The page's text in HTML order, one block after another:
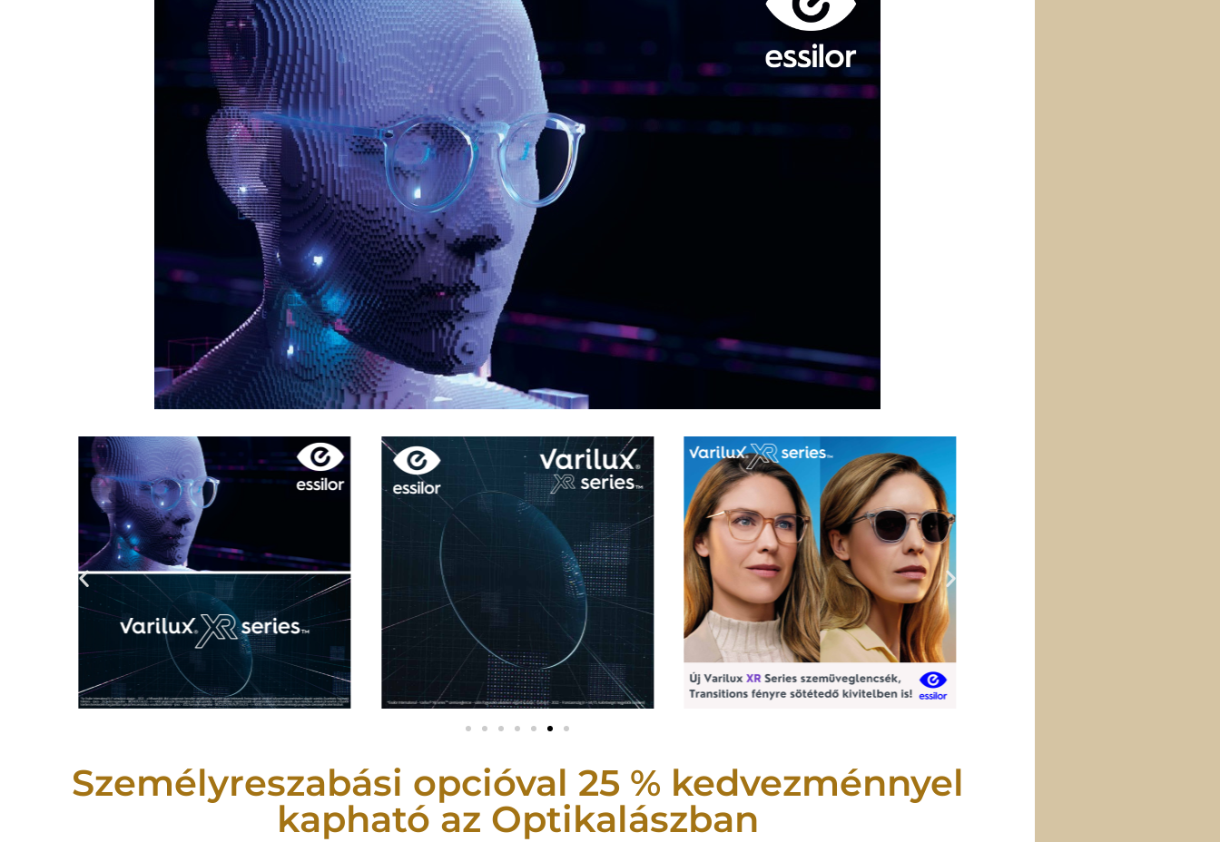
Személyreszabási opcióval 25 % kedvezménnyel
kapható az Optikalászban